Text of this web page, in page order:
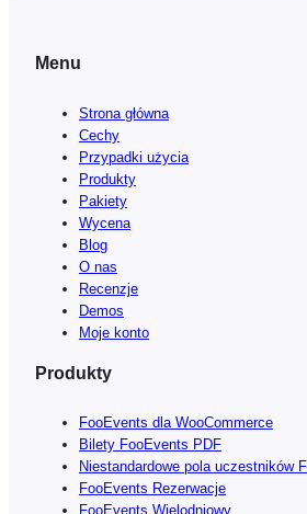
Menu
Strona główna
Cechy
Przypadki użycia
Produkty
Pakiety
Wycena
Blog
O nas
Recenzje
Demos
Moje konto
Produkty
FooEvents dla WooCommerce
Bilety FooEvents PDF
Niestandardowe pola uczestników
FooEvents Rezerwacje
FooEvents Wielodniowy